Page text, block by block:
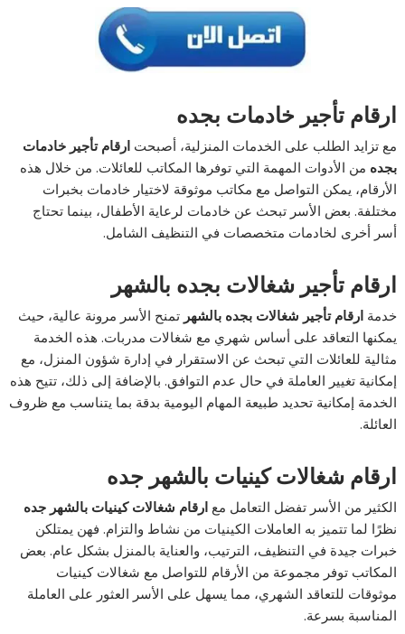
ارقام تأجير خادمات بجده
مع تزايد الطلب على الخدمات المنزلية، أصبحتارقام تأجير خادمات
بجده من الأدوات المهمة التي توفرها المكاتب للعائلات. من خلال هذه
الأرقام، يمكن التواصل مع مكاتب موثوقة لاختيار خادمات بخبرات
مختلفة. بعض الأسر تبحث عن خادمات لرعاية الأطفال، بينما تحتاج
أسر أخرى لخادمات متخصصات في التنظيف الشامل.
ارقام تأجير شغالات بجده بالشهر
خدمةارقام تأجير شغالات بجده بالشهر تمنح الأسر مرونة عالية، حيث
يمكنها التعاقد على أساس شهري مع شغالات مدربات. هذه الخدمة
مثالية للعائلات التي تبحث عن الاستقرار في إدارة شؤون المنزل، مع
إمكانية تغيير العاملة في حال عدم التوافق. بالإضافة إلى ذلك، تتيح هذه
الخدمة إمكانية تحديد طبيعة المهام اليومية بدقة بما يتناسب مع ظروف
العائلة.
ارقام شغالات كينيات بالشهر جده
الكثير من الأسر تفضل التعامل معارقام شغالات كينيات بالشهر جده
نظرًا لما تتميز به العاملات الكينيات من نشاط والتزام. فهن يمتلكن
خبرات جيدة في التنظيف، الترتيب، والعناية بالمنزل بشكل عام. بعض
المكاتب توفر مجموعة من الأرقام للتواصل مع شغالات كينيات
موثوقات للتعاقد الشهري، مما يسهل على الأسر العثور على العاملة
المناسبة بسرعة.